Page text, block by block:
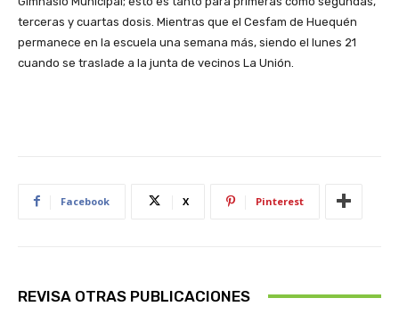
terceras y cuartas dosis. Mientras que el Cesfam de Huequén
permanece en la escuela una semana más, siendo el lunes 21
cuando se traslade a la junta de vecinos La Unión.
Facebook X Pinterest
REVISA OTRAS PUBLICACIONES